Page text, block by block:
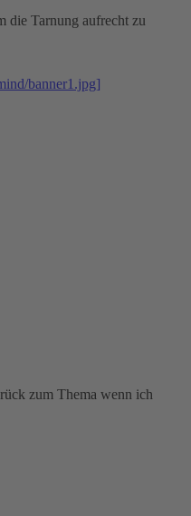
die Tarnung aufrecht zu
banner1.jpg]
zum Thema wenn ich